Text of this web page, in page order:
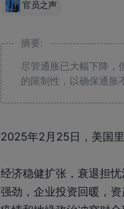
官员之声
摘要:
尽管通胀已大幅下降，
的限制性，以确保通胀
2025年2月25日，美国
经济稳健扩张，衰退担
强劲，企业投资回暖，